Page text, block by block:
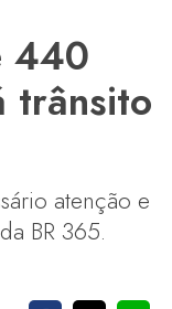
440
trânsito
atenção e
BR 365.